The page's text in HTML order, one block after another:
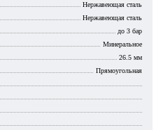
Нержавеющая сталь
Нержавеющая сталь
до 3 бар
Минеральное
26.5 мм
Прямоугольная